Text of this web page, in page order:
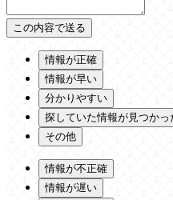
情報が正確
情報が早い
分かりやすい
探していた情報が見つかっ
その他
情報が不正確
情報が遅い